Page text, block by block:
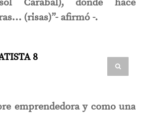
Carabal), donde hace
(risas)”- afirmó -.
emprendedora y como una